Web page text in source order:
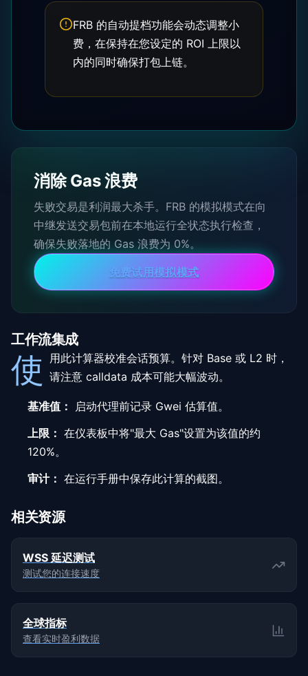
FRB 的自动提档功能会动态调整小
费，在保持在您设定的 ROI 上限以
内的同时确保打包上链。
消除 Gas 浪费
失败交易是利润最大杀手。FRB 的模拟模式在向
中继发送交易包前在本地运行全状态执行检查，
确保失败落地的 Gas 浪费为 0%。
免费试用模拟模式
工作流集成
使
用此计算器校准会话预算。针对 Base 或 L2 时，
请注意 calldata 成本可能大幅波动。
基准值：
启动代理前记录 Gwei 估算值。
上限： 在仪表板中将"最大 Gas"设置为该值的约
120%。
审计： 在运行手册中保存此计算的截图。
相关资源
WSS 延迟测试
测试您的连接速度
全球指标
查看实时盈利数据